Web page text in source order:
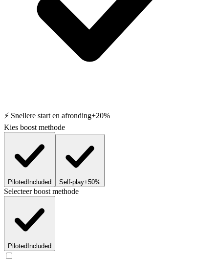
⚡ Snellere start en afronding+20%
Kies boost methode
Piloted Included Self-play+50%
Selecteer boost methode
Piloted Included